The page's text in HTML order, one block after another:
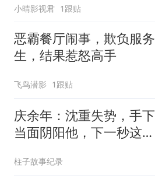
小晴影视君 1跟贴
恶霸餐厅闹事，欺负服务
生，结果惹怒高手
飞鸟潜影 1跟贴
庆余年：沈重失势，手下
当面阴阳他，下一秒这幕
柱子故事纪录